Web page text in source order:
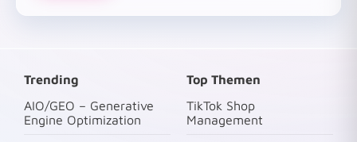
Trending
AIO/GEO – Generative
Engine Optimization
Top Themen
TikTok Shop
Management